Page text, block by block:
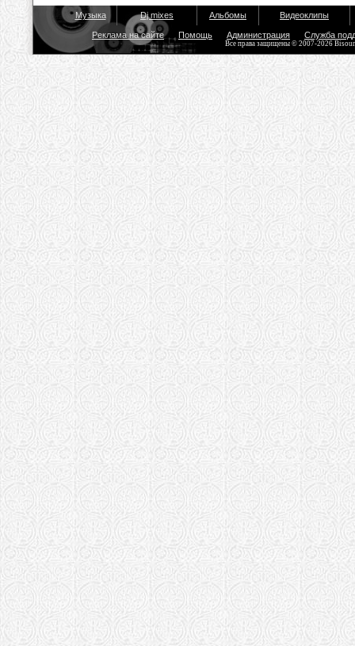
Музыка Dj mixes Альбомы Видеоклипы
Реклама на сайте Помощь Администрация Служба
Все права защищены © 2007-2026